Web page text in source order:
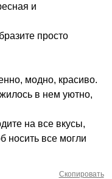
и
просто
модно, красиво.
в нем уютно,
на все вкусы,
носить все могли
Скопировать